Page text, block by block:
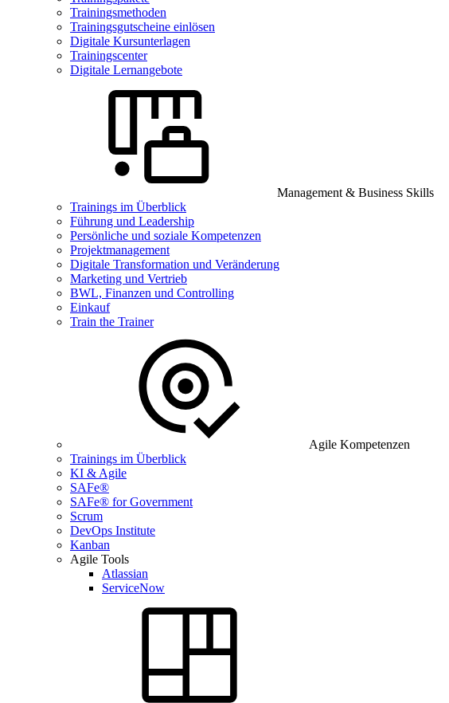
Trainingsmethoden
Trainingsgutscheine einlösen
Digitale Kursunterlagen
Trainingscenter
Digitale Lernangebote
Management & Business Skills
Trainings im Überblick
Führung und Leadership
Persönliche und soziale Kompetenzen
Projektmanagement
Digitale Transformation und Veränderung
Marketing und Vertrieb
BWL, Finanzen und Controlling
Einkauf
Train the Trainer
Agile Kompetenzen
Trainings im Überblick
KI & Agile
SAFe®
SAFe® for Government
Scrum
DevOps Institute
Kanban
Agile Tools
Atlassian
ServiceNow